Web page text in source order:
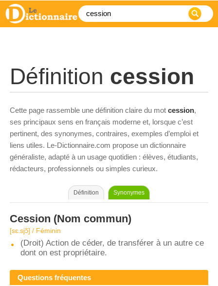
Définition cession
Cette page rassemble une définition claire du mot cession,
ses principaux sens en français moderne et, lorsque c’est
pertinent, des synonymes, contraires, exemples d’emploi et
liens utiles. Le-Dictionnaire.com propose un dictionnaire
généraliste, adapté à un usage quotidien : élèves, étudiants,
rédacteurs, professionnels ou simples curieux.
Définition Synonymes
Cession (Nom commun)
[sɛ.sjɔ̃] / Féminin
(Droit) Action de céder, de transférer à un autre ce
dont on est propriétaire.
Questions fréquentes